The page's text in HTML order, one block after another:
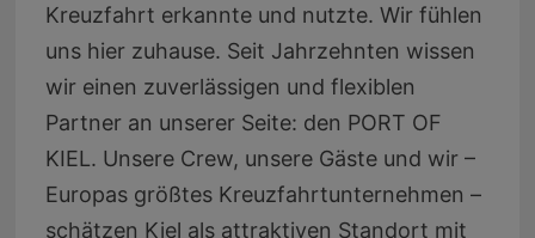
Kreuzfahrt erkannte und nutzte. Wir fühlen
uns hier zuhause. Seit Jahrzehnten wissen
wir einen zuverlässigen und flexiblen
Partner an unserer Seite: den PORT OF
KIEL. Unsere Crew, unsere Gäste und wir –
Europas größtes Kreuzfahrtunternehmen –
schätzen Kiel als attraktiven Standort mit